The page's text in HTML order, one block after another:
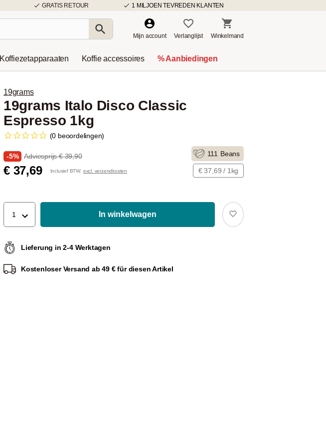
GRATIS RETOUR 1 MILJOEN TEVREDEN KLANTEN
Mijn account Verlanglijst Winkelmand
Koffiezetapparaaten Koffie accessoires % Aanbiedingen
19grams
19grams Italo Disco Classic
Espresso 1kg
(0 beoordelingen)
-5% Adviesprijs € 39,90
€ 37,69 Inclusief BTW. excl. verzendkosten
111 Beans
€ 37,69 / 1kg
1 In winkelwagen
Lieferung in 2-4 Werktagen
Kostenloser Versand ab 49 € für diesen Artikel